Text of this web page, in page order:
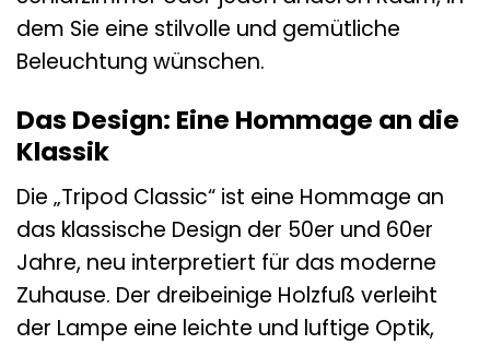
dem Sie eine stilvolle und gemütliche
Beleuchtung wünschen.
Das Design: Eine Hommage an die
Klassik
Die „Tripod Classic“ ist eine Hommage an
das klassische Design der 50er und 60er
Jahre, neu interpretiert für das moderne
Zuhause. Der dreibeinige Holzfuß verleiht
der Lampe eine leichte und luftige Optik,